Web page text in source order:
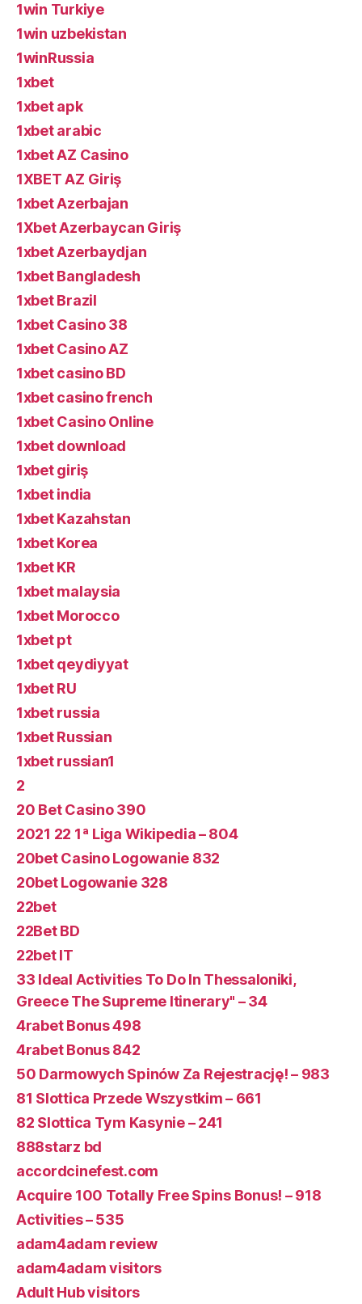
1win Turkiye
1win uzbekistan
1winRussia
1xbet
1xbet apk
1xbet arabic
1xbet AZ Casino
1XBET AZ Giriş
1xbet Azerbajan
1Xbet Azerbaycan Giriş
1xbet Azerbaydjan
1xbet Bangladesh
1xbet Brazil
1xbet Casino 38
1xbet Casino AZ
1xbet casino BD
1xbet casino french
1xbet Casino Online
1xbet download
1xbet giriş
1xbet india
1xbet Kazahstan
1xbet Korea
1xbet KR
1xbet malaysia
1xbet Morocco
1xbet pt
1xbet qeydiyyat
1xbet RU
1xbet russia
1xbet Russian
1xbet russian1
2
20 Bet Casino 390
2021 22 1ª Liga Wikipedia – 804
20bet Casino Logowanie 832
20bet Logowanie 328
22bet
22Bet BD
22bet IT
33 Ideal Activities To Do In Thessaloniki,
Greece The Supreme Itinerary" – 34
4rabet Bonus 498
4rabet Bonus 842
50 Darmowych Spinów Za Rejestrację! – 983
81 Slottica Przede Wszystkim – 661
82 Slottica Tym Kasynie – 241
888starz bd
accordcinefest.com
Acquire 100 Totally Free Spins Bonus! – 918
Activities – 535
adam4adam review
adam4adam visitors
Adult Hub visitors